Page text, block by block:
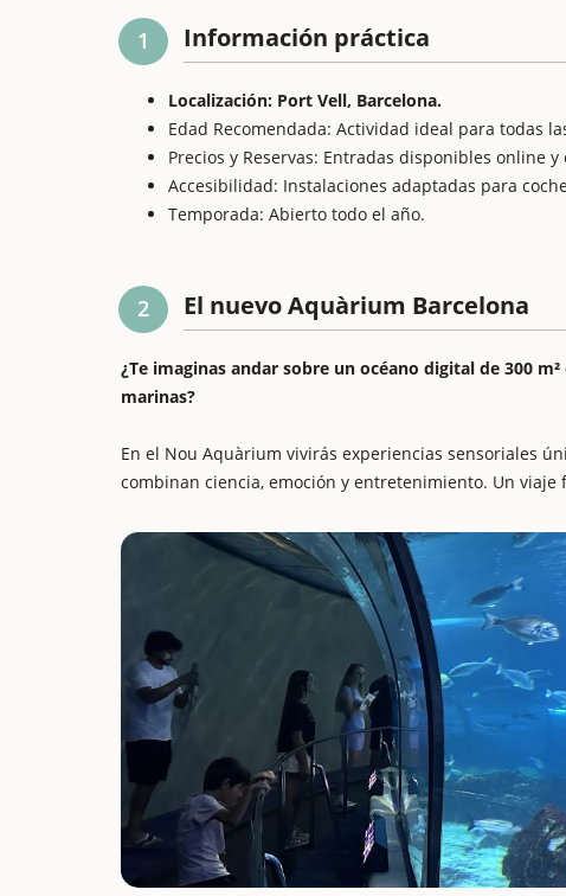
1 Información práctica
Localización: Port Vell, Barcelona.
Edad Recomendada: Actividad ideal para todas
Precios y Reservas: Entradas disponibles online
Accesibilidad: Instalaciones adaptadas para
Temporada: Abierto todo el año.
2 El nuevo Aquàrium Barcelona
¿Te imaginas andar sobre un océano digital de 300
marinas?
En el Nou Aquàrium vivirás experiencias sensoriales
combinan ciencia, emoción y entretenimiento. Un